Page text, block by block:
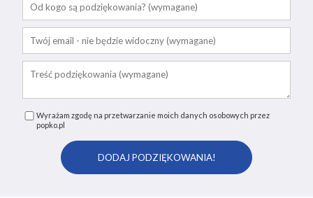
Wyrażam zgodę na przetwarzanie moich danych osobowych przez
popko.pl